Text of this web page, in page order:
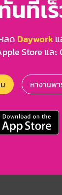
นทีเ
ลด Daywork
Store และ
หางานพ